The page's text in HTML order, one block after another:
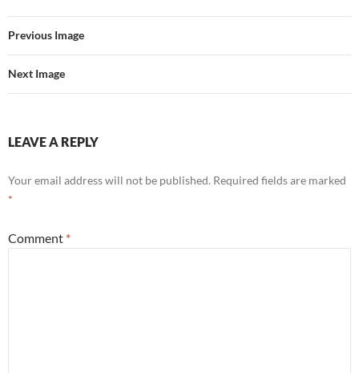
Previous Image
Next Image
LEAVE A REPLY
Your email address will not be published. Required fields are marked
*
Comment *